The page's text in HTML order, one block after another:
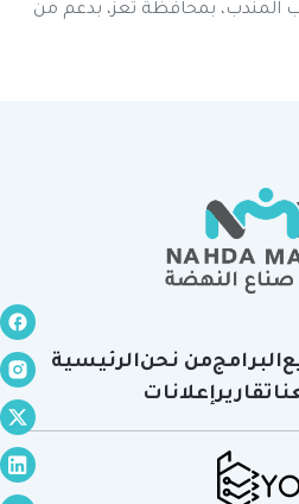
الرئيسيةمن نحنالبرامج
إعلاناتتقارير